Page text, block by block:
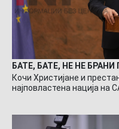
БАТЕ, БАТЕ, НЕ НЕ БРАНИ
Кочи Христијане и
најповластена нација на